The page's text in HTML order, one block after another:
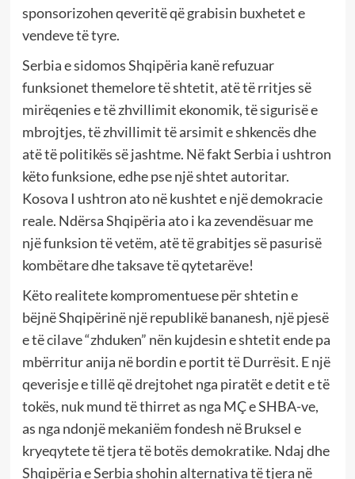
sponsorizohen qeveritë që grabisin buxhetet e
vendeve të tyre.
Serbia e sidomos Shqipëria kanë refuzuar
funksionet themelore të shtetit, atë të rritjes së
mirëqenies e të zhvillimit ekonomik, të sigurisë e
mbrojtjes, të zhvillimit të arsimit e shkencës dhe
atë të politikës së jashtme. Në fakt Serbia i ushtron
këto funksione, edhe pse një shtet autoritar.
Kosova I ushtron ato në kushtet e një demokracie
reale. Ndërsa Shqipëria ato i ka zevendësuar me
një funksion të vetëm, atë të grabitjes së pasurisë
kombëtare dhe taksave të qytetarëve!
Këto realitete kompromentuese për shtetin e
bëjnë Shqipërinë një republikë bananesh, një pjesë
e të cilave “zhduken” nën kujdesin e shtetit ende pa
mbërritur anija në bordin e portit të Durrësit. E një
qeverisje e tillë që drejtohet nga piratët e detit e të
tokës, nuk mund të thirret as nga MÇ e SHBA-ve,
as nga ndonjë mekaniëm fondesh në Bruksel e
kryeqytete të tjera të botës demokratike. Ndaj dhe
Shqipëria e Serbia shohin alternativa të tjera në